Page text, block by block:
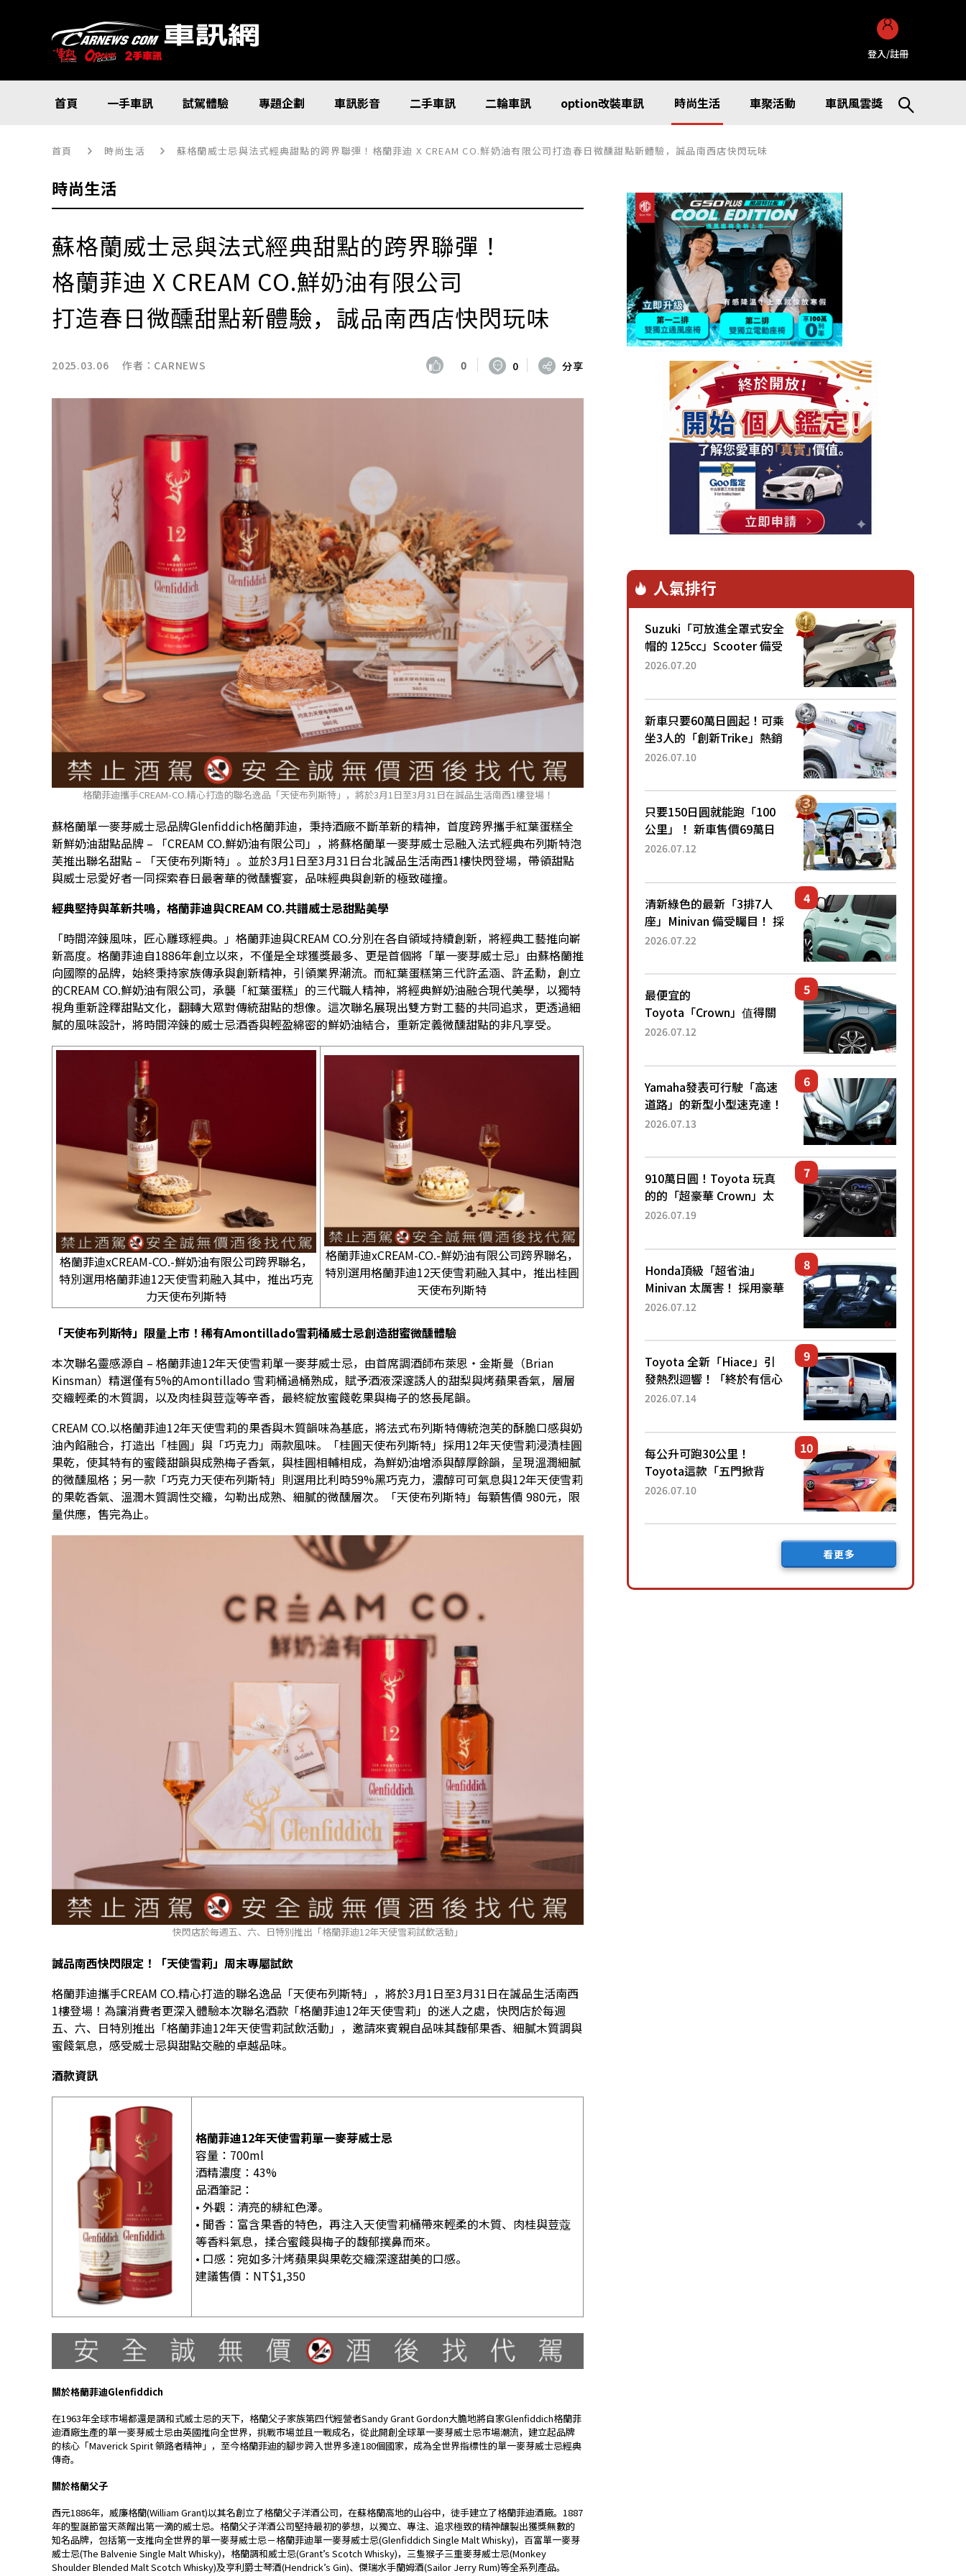
登入/註冊
首頁 一手車訊 試駕體驗 專題企劃 車訊影音 二手車訊 二輪車訊 option改裝車訊 時尚生活 車聚活動 車訊風雲獎
首頁 時尚生活 蘇格蘭威士忌與法式經典甜點的跨界聯彈！格蘭菲迪 X CREAM CO.鮮奶油有限公司打造春日微醺甜點新體驗，誠品南西店快閃玩味
時尚生活
蘇格蘭威士忌與法式經典甜點的跨界聯彈！
格蘭菲迪 X CREAM CO.鮮奶油有限公司
打造春日微醺甜點新體驗，誠品南西店快閃玩味
2025.03.06 作者： CARNEWS 0 0 分享
格蘭菲迪攜手CREAM-CO.精心打造的聯名逸品「天使布列斯特」，將於3月1日至3月31日在誠品生活南西1樓登場！
蘇格蘭單一麥芽威士忌品牌Glenfiddich格蘭菲迪，秉持酒廠不斷革新的精神，首度跨界攜手紅葉蛋糕全
新鮮奶油甜點品牌 – 「CREAM CO.鮮奶油有限公司」，將蘇格蘭單一麥芽威士忌融入法式經典布列斯特泡
芙推出聯名甜點 – 「天使布列斯特」。並於3月1日至3月31日台北誠品生活南西1樓快閃登場，帶領甜點
與威士忌愛好者一同探索春日最奢華的微醺饗宴，品味經典與創新的極致碰撞。
經典堅持與革新共鳴，格蘭菲迪與CREAM CO.共譜威士忌甜點美學
「時間淬鍊風味，匠心雕琢經典。」格蘭菲迪與CREAM CO.分別在各自領域持續創新，將經典工藝推向嶄
新高度。格蘭菲迪自1886年創立以來，不僅是全球獲獎最多、更是首個將「單一麥芽威士忌」由蘇格蘭推
向國際的品牌，始終秉持家族傳承與創新精神，引領業界潮流。而紅葉蛋糕第三代許孟涵、許孟勳，創立
的CREAM CO.鮮奶油有限公司，承襲「紅葉蛋糕」的三代職人精神，將經典鮮奶油融合現代美學，以獨特
視角重新詮釋甜點文化，翻轉大眾對傳統甜點的想像。這次聯名展現出雙方對工藝的共同追求，更透過細
膩的風味設計，將時間淬鍊的威士忌酒香與輕盈綿密的鮮奶油結合，重新定義微醺甜點的非凡享受。
格蘭菲迪xCREAM-CO.-鮮奶油有限公司跨界聯名，
特別選用格蘭菲迪12天使雪莉融入其中，推出巧克
力天使布列斯特
格蘭菲迪xCREAM-CO.-鮮奶油有限公司跨界聯名，
特別選用格蘭菲迪12天使雪莉融入其中，推出桂圓
天使布列斯特
「天使布列斯特」限量上市！稀有Amontillado雪莉桶威士忌創造甜蜜微醺體驗
本次聯名靈感源自 – 格蘭菲迪12年天使雪莉單一麥芽威士忌，由首席調酒師布萊恩・金斯曼（Brian
Kinsman）精選僅有5%的Amontillado 雪莉桶過桶熟成，賦予酒液深邃誘人的甜梨與烤蘋果香氣，層層
交織輕柔的木質調，以及肉桂與荳蔻等辛香，最終綻放蜜餞乾果與梅子的悠長尾韻。
CREAM CO.以格蘭菲迪12年天使雪莉的果香與木質韻味為基底，將法式布列斯特傳統泡芙的酥脆口感與奶
油內餡融合，打造出「桂圓」與「巧克力」兩款風味。「桂圓天使布列斯特」採用12年天使雪莉浸漬桂圓
果乾，使其特有的蜜餞甜韻與成熟梅子香氣，與桂圓相輔相成，為鮮奶油增添與醇厚餘韻，呈現溫潤細膩
的微醺風格；另一款「巧克力天使布列斯特」則選用比利時59%黑巧克力，濃醇可可氣息與12年天使雪莉
的果乾香氣、溫潤木質調性交織，勾勒出成熟、細膩的微醺層次。「天使布列斯特」每顆售價 980元，限
量供應，售完為止。
快閃店於每週五、六、日特別推出「格蘭菲迪12年天使雪莉試飲活動」
誠品南西快閃限定！「天使雪莉」周末專屬試飲
格蘭菲迪攜手CREAM CO.精心打造的聯名逸品「天使布列斯特」，將於3月1日至3月31日在誠品生活南西
1樓登場！為讓消費者更深入體驗本次聯名酒款「格蘭菲迪12年天使雪莉」的迷人之處，快閃店於每週
五、六、日特別推出「格蘭菲迪12年天使雪莉試飲活動」，邀請來賓親自品味其馥郁果香、細膩木質調與
蜜餞氣息，感受威士忌與甜點交融的卓越品味。
酒款資訊
格蘭菲迪12年天使雪莉單一麥芽威士忌
容量：700ml
酒精濃度：43%
品酒筆記：
• 外觀：清亮的緋紅色澤。
• 聞香：富含果香的特色，再注入天使雪莉桶帶來輕柔的木質、肉桂與荳蔻
等香料氣息，揉合蜜餞與梅子的馥郁撲鼻而來。
• 口感：宛如多汁烤蘋果與果乾交織深邃甜美的口感。
建議售價：NT$1,350
關於格蘭菲迪Glenfiddich
在1963年全球市場都還是調和式威士忌的天下，格蘭父子家族第四代經營者Sandy Grant Gordon大膽地將自家Glenfiddich格蘭菲
迪酒廠生產的單一麥芽威士忌由英國推向全世界，挑戰市場並且一戰成名，從此開創全球單一麥芽威士忌市場潮流，建立起品牌
的核心「Maverick Spirit 領路者精神」，至今格蘭菲迪的腳步跨入世界多達180個國家，成為全世界指標性的單一麥芽威士忌經典
傳奇。
關於格蘭父子
西元1886年，威廉格蘭(William Grant)以其名創立了格蘭父子洋酒公司，在蘇格蘭高地的山谷中，徒手建立了格蘭菲迪酒廠。1887
年的聖誕節當天蒸餾出第一滴的威士忌。格蘭父子洋酒公司堅持最初的夢想，以獨立、專注、追求極致的精神釀製出獲獎無數的
知名品牌，包括第一支推向全世界的單一麥芽威士忌－格蘭菲迪單一麥芽威士忌(Glenfiddich Single Malt Whisky)，百富單一麥芽
威士忌(The Balvenie Single Malt Whisky)，格蘭調和威士忌(Grant’s Scotch Whisky)，三隻猴子三重麥芽威士忌(Monkey
Shoulder Blended Malt Scotch Whisky)及亨利爵士琴酒(Hendrick’s Gin)、傑瑞水手蘭姆酒(Sailor Jerry Rum)等全系列產品。
人氣排行
Suzuki「可放進全罩式安全
帽的 125cc」Scooter 備受
矚目！採用全新流線設計與
已陸續開始出口的新款
「B...
2026.07.20
新車只要60萬日圓起！可乘
坐3人的「創新Trike」熱銷
大賣成為人氣車款！「養車
日圓就能跑100公里」「小
朋友坐得...
2026.07.10
只要150日圓就能跑「100
公里」！ 新車售價69萬日
圓的「3人座」Trike大受歡
為何能迅速熱賣？
2026.07.12
清新綠色的最新「3排7人
座」Minivan 備受矚目！ 採
用全長4.7公尺剛剛好的車
還推出467萬元日圓起的5
人座版...
2026.07.22
最便宜的
Toyota「Crown」值得關
注！ 搭載4WD、每公升
眼！ 配備豐富、超越售價
水準，堪稱高CP值代表的
「...
2026.07.12
Yamaha發表可行駛「高速
道路」的新型小型速克達！
搭載能享受超強勁「渦輪
高階「Super Sport」車款
相同的...
2026.07.13
910萬日圓！Toyota 玩真
的的「超豪華 Crown」太
厲害了！採用由「匠人技
運動化「底盤設定」！還配
備專屬豪華...
2026.07.19
Honda頂級「超省油」
Minivan 太厲害！ 採用豪華
「真皮座椅」與專屬「黑色
公里，兼具優異節能表現與
舒適「三...
2026.07.12
Toyota 全新「Hiace」引
發熱烈迴響！「終於有信心
下訂了！」「哪個等級交車
後竟然還要等「超過半年」
才能交車？...
2026.07.14
每公升可跑30公里！
Toyota這款「五門掀背
車」真的很厲害！ 擁有全
尺寸」，配備全面升級！
2026.07.10
看更多